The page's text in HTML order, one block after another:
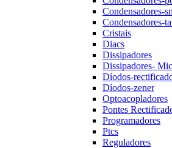
Condensadores-
Condensadores-
Cristais
Diacs
Dissipadores
Dissipadores-
Díodos-
Díodos-zener
Optoacopladores
Pontes
Programadores
Ptcs
Reguladores